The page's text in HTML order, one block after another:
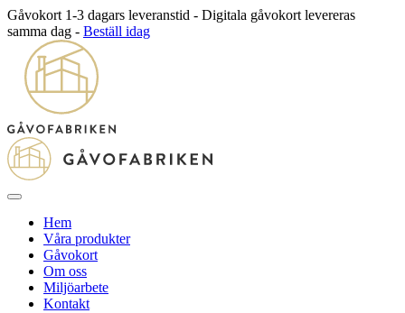
Gåvokort 1-3 dagars leveranstid - Digitala gåvokort levereras
samma dag - Beställ idag
Hem
Våra produkter
Gåvokort
Om oss
Miljöarbete
Kontakt